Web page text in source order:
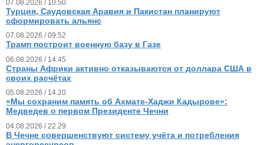
07.08.2026 / 10.50
Турция, Саудовская Аравия и Пакистан планируют
сформировать альянс
07.08.2026 / 09.52
Трамп построит военную базу в Газе
06.08.2026 / 14.45
Страны Африки активно отказываются от доллара США в
своих расчётах
05.08.2026 / 14.20
«Мы сохраним память об Ахмате-Хаджи Кадырове»:
Медведев о первом Президенте Чечни
04.08.2026 / 22.29
В Чечне совершенствуют систему учёта и потребления